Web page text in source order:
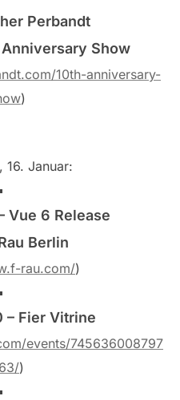
Perbandt
Anniversary Show
10th-anniversary-
)
16. Januar:
Vue 6 Release
Berlin
rau.com/)
Fier Vitrine
events/745636008797
)